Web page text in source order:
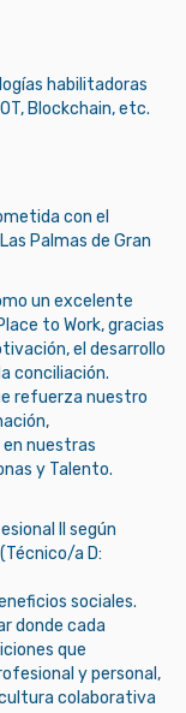
habilitadoras
Blockchain, etc.
con el
Palmas de Gran
un excelente
to Work, gracias
el desarrollo
conciliación.
refuerza nuestro
nuestras
y Talento.
II según
a D:
sociales.
donde cada
que
y personal,
colaborativa